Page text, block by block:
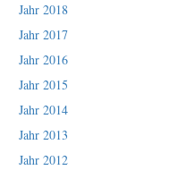
Jahr 2018
Jahr 2017
Jahr 2016
Jahr 2015
Jahr 2014
Jahr 2013
Jahr 2012